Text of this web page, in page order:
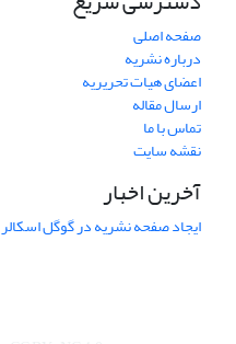
صفحه اصلی
درباره نشریه
اعضای هیات تحریریه
ارسال مقاله
تماس با ما
نقشه سایت
آخرین اخبار
ایجاد صفحه نشریه در گوگل اسکالر